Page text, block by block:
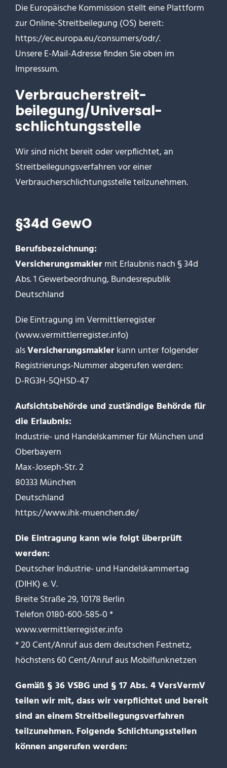
Die Europäische Kommission stellt eine Plattform
zur Online-Streitbeilegung (OS) bereit:
https://ec.europa.eu/consumers/odr/.
Unsere E-Mail-Adresse finden Sie oben im
Impressum.
Verbraucher­streit­
beilegung/Universal­
schlichtungs­stelle
Wir sind nicht bereit oder verpflichtet, an
Streitbeilegungsverfahren vor einer
Verbraucherschlichtungsstelle teilzunehmen.
§34d GewO
Berufsbezeichnung:
Versicherungsmaklermit Erlaubnis nach § 34d
Abs. 1 Gewerbeordnung, Bundesrepublik
Deutschland
Die Eintragung im Vermittlerregister
(www.vermittlerregister.info)
alsVersicherungsmaklerkann unter folgender
Registrierungs-Nummer abgerufen werden:
D-RG3H-5QHSD-47
Aufsichtsbehörde und zuständige Behörde für
die Erlaubnis:
Industrie- und Handelskammer für München und
Oberbayern
Max-Joseph-Str. 2
80333 München
Deutschland
https://www.ihk-muenchen.de/
Die Eintragung kann wie folgt überprüft
werden:
Deutscher Industrie- und Handelskammertag
(DIHK) e. V.
Breite Straße 29, 10178 Berlin
Telefon 0180-600-585-0 *
www.vermittlerregister.info
* 20 Cent/Anruf aus dem deutschen Festnetz,
höchstens 60 Cent/Anruf aus Mobilfunknetzen
Gemäß § 36 VSBG und § 17 Abs. 4 VersVermV
teilen wir mit, dass wir verpflichtet und bereit
sind an einem Streitbeilegungsverfahren
teilzunehmen. Folgende Schlichtungsstellen
können angerufen werden: